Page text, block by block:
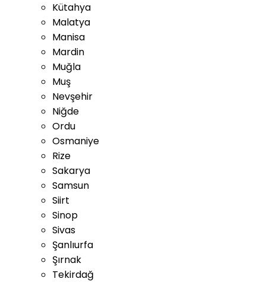
Kütahya
Malatya
Manisa
Mardin
Muğla
Muş
Nevşehir
Niğde
Ordu
Osmaniye
Rize
Sakarya
Samsun
Siirt
Sinop
Sivas
Şanlıurfa
Şırnak
Tekirdağ